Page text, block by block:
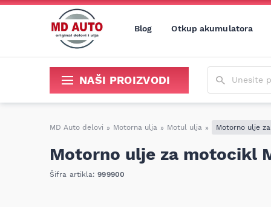
Blog Otkup akumulatora
NAŠI PROIZVODI
MD Auto delovi » Motorna ulja » Motul ulja » Motorno ulje
Motorno ulje za motocikl
Šifra artikla:999900